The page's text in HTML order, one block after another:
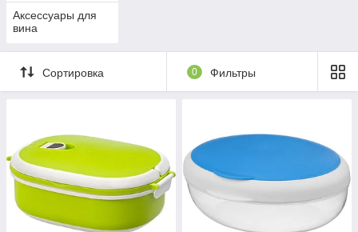
Аксессуары для
вина
Сортировка 0 Фильтры